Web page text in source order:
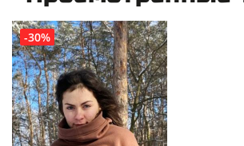
-30%